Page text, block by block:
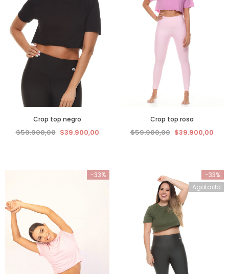
Crop top negro
$59.900,00 $39.900,00
Crop top rosa
$59.900,00 $39.900,00
-33%
-33%
Agotado